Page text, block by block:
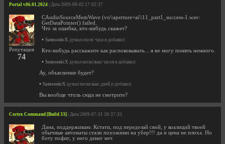
Portal v06.01.2024 | Дата 2009-08-02 17:02:37
Репутация
74
CAudioSourceMemWave (vo\\aperture+ai\\11_part1_success-1.wav:
GetDataPointer() failed.
Что за ошибка, кто-нибудь скажет?
• SamsonicX думал около часа и добавил:
Кто-нибудь расскажите как распоковывать... я не могу понять немного.
• SamsonicX думал несколько часов и добавил:
Ау, объяснение будет?
• SamsonicX думал несколько дней и добавил:
Вы вообще чтоль сюда не смотрите?
Cortex Command [Build 33] | Дата 2009-07-31 20:37:33
Дана, поддерживаю. Кстати, под переделай свой, у коалиций твоей
обычные автоматы стали похожими на убер!!! да и цена не плоха. Но
боту пофиг, у него денег нет.